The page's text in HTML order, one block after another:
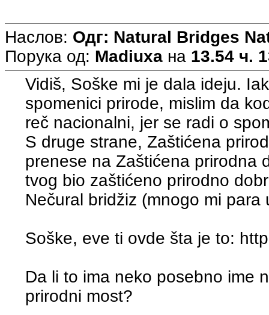
Наслов: Одг: Natural Bridges
Порука од: Madiuxa на 13.54 ч.
Vidiš, Soške mi je dala ideju.
spomenici prirode, mislim da
reč nacionalni, jer se radi o
S druge strane, Zaštićena
prenese na Zaštićena prirodna
tvog bio zaštićeno prirodno
Nečural bridžiz (mnogo mi para
Soške, eve ti ovde šta je to:
Da li to ima neko posebno ime
prirodni most?